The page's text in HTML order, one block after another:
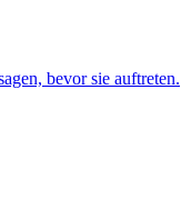
bevor sie auftreten.